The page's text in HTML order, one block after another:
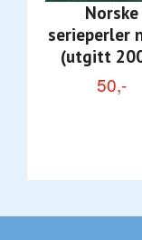
Norske
serieperler
(utgitt
50,-